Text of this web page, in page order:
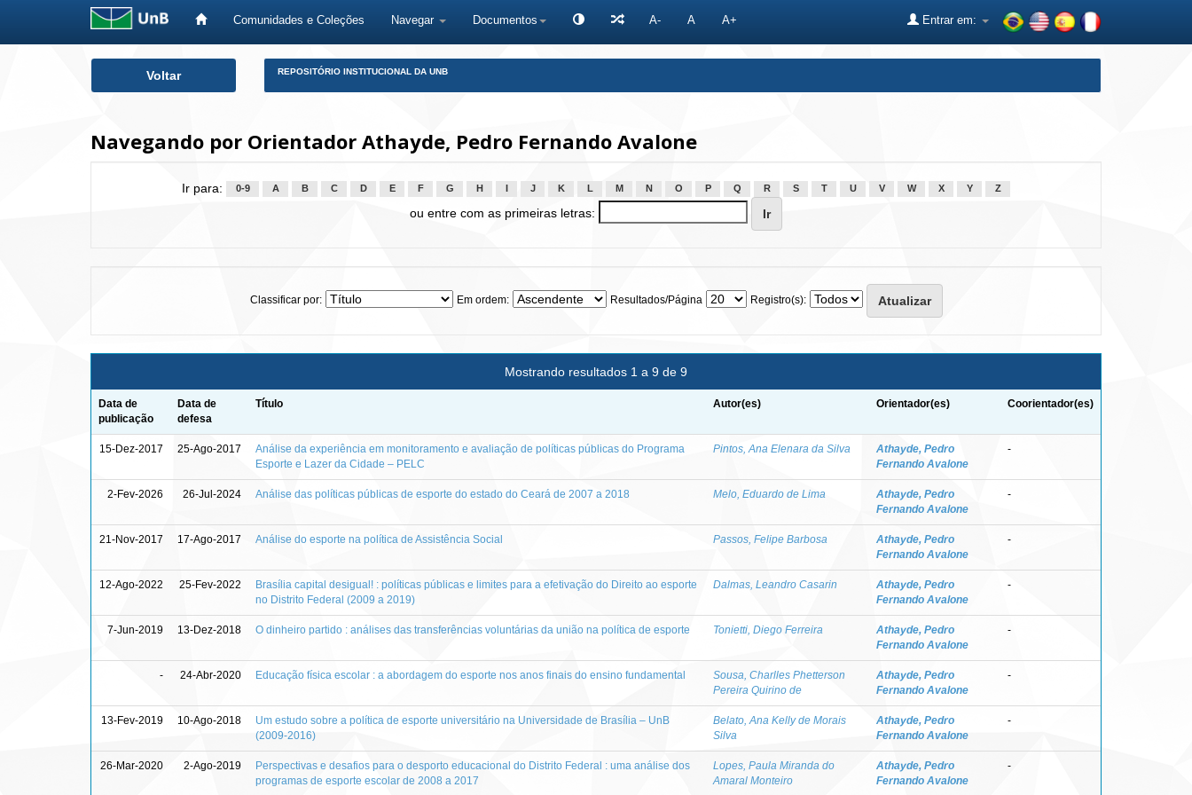
Comunidades e Coleções Navegar Documentos A- A A+ Entrar em:
Voltar REPOSITÓRIO INSTITUCIONAL DA UNB
Navegando por Orientador Athayde, Pedro Fernando Avalone
Ir para: 0-9 A B C D E F G H J K L M N O P Q R S T U V W X Y Z
ou entre com as primeiras letras:
Classificar por: Em ordem: Resultados/Página Registro(s):
Mostrando resultados 1 a 9 de 9
Data de
publicação
Data de
defesa
Título Autor(es) Orientador(es) Coorientador(es)
15-Dez-2017 25-Ago-2017
Análise da experiência em monitoramento e avaliação de políticas públicas do Programa
Esporte e Lazer da Cidade – PELC
Pintos, Ana Elenara da Silva
Athayde, Pedro
Fernando Avalone
-
2-Fev-2026 26-Jul-2024 Análise das políticas públicas de esporte do estado do Ceará de 2007 a 2018 Melo, Eduardo de Lima
Athayde, Pedro
Fernando Avalone
-
21-Nov-2017 17-Ago-2017 Análise do esporte na política de Assistência Social Passos, Felipe Barbosa
Athayde, Pedro
Fernando Avalone
-
12-Ago-2022 25-Fev-2022
Brasília capital desigual! : políticas públicas e limites para a efetivação do Direito ao esporte
no Distrito Federal (2009 a 2019)
Dalmas, Leandro Casarin
Athayde, Pedro
Fernando Avalone
-
7-Jun-2019 13-Dez-2018 O dinheiro partido : análises das transferências voluntárias da união na política de esporte Tonietti, Diego Ferreira
Athayde, Pedro
Fernando Avalone
-
- 24-Abr-2020 Educação física escolar : a abordagem do esporte nos anos finais do ensino fundamental
Sousa, Charlles Phetterson
Pereira Quirino de
Athayde, Pedro
Fernando Avalone
-
13-Fev-2019 10-Ago-2018
Um estudo sobre a política de esporte universitário na Universidade de Brasília – UnB
(2009-2016)
Belato, Ana Kelly de Morais
Silva
Athayde, Pedro
Fernando Avalone
-
26-Mar-2020 2-Ago-2019
Perspectivas e desafios para o desporto educacional do Distrito Federal : uma análise dos
programas de esporte escolar de 2008 a 2017
Lopes, Paula Miranda do
Amaral Monteiro
Athayde, Pedro
Fernando Avalone
-